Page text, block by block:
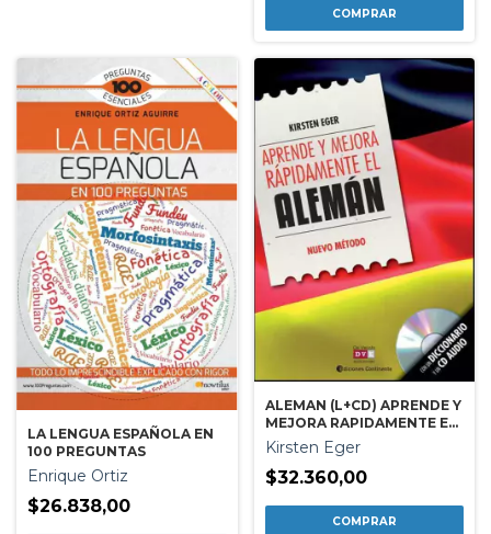
LA LENGUA ESPAÑOLA EN
100 PREGUNTAS
Enrique Ortiz
$26.838,00
ALEMAN (L+CD) APRENDE Y
MEJORA RAPIDAMENTE EL
(ED.ARG.)
Kirsten Eger
$32.360,00